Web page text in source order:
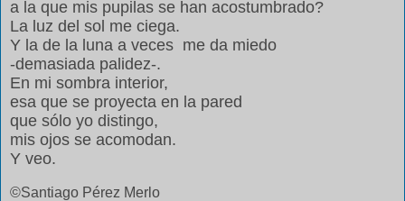
a la que mis pupilas se han acostumbrado?
La luz del sol me ciega.
Y la de la luna a veces me da miedo
-demasiada palidez-.
En mi sombra interior,
esa que se proyecta en la pared
que sólo yo distingo,
mis ojos se acomodan.
Y veo.
©Santiago Pérez Merlo